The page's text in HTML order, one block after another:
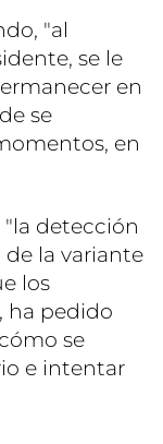
"al
se le
en
se
en
"la detección
la variante
los
ha pedido
se
e intentar